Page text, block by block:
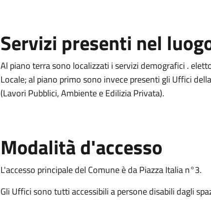
Servizi presenti nel
Al piano terra sono localizzati i servizi demografici .
Locale; al piano primo sono invece presenti gli Uffici
(Lavori Pubblici, Ambiente e Edilizia Privata).
Modalità d'accesso
L'accesso principale del Comune è da Piazza Italia n°3.
Gli Uffici sono tutti accessibili a persone disabili dagli